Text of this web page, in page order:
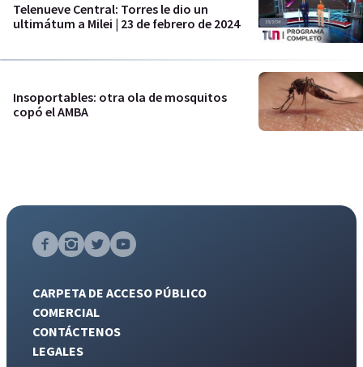
Telenueve Central: Torres le dio un
ultimátum a Milei | 23 de febrero de 2024
Insoportables: otra ola de mosquitos
copó el AMBA
CARPETA DE ACCESO PÚBLICO
COMERCIAL
CONTÁCTENOS
LEGALES